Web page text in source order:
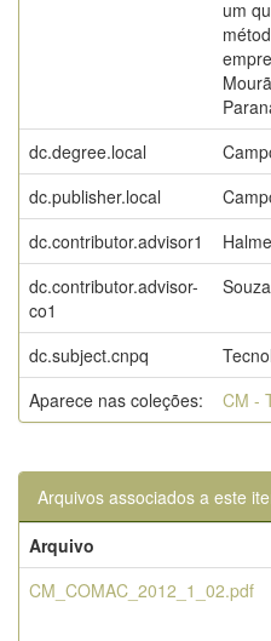
um
dc.degree.local
dc.publisher.local
dc.contributor.advisor1
dc.contributor.advisor-
co1
dc.subject.cnpq
Aparece nas coleções:
CM -
Arquivos associados a este
Arquivo
CM_COMAC_2012_1_02.pdf